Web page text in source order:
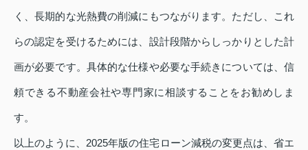
く、長期的な光熱費の削減にもつながります。ただし、これ
らの認定を受けるためには、設計段階からしっかりとした計
画が必要です。具体的な仕様や必要な手続きについては、信
頼できる不動産会社や専門家に相談することをお勧めしま
す。
以上のように、2025年版の住宅ローン減税の変更点は、省エ